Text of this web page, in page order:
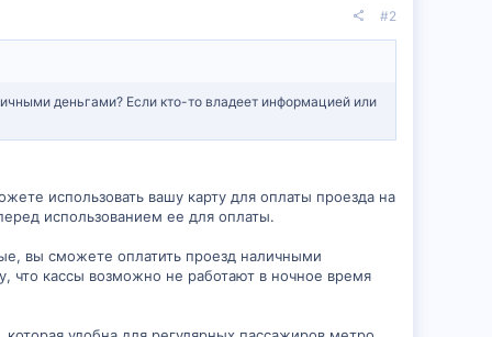
#2
деньгами? Если кто-то владеет информацией или
использовать вашу карту для оплаты проезда на
использованием ее для оплаты.
вы сможете оплатить проезд наличными
что кассы возможно не работают в ночное время